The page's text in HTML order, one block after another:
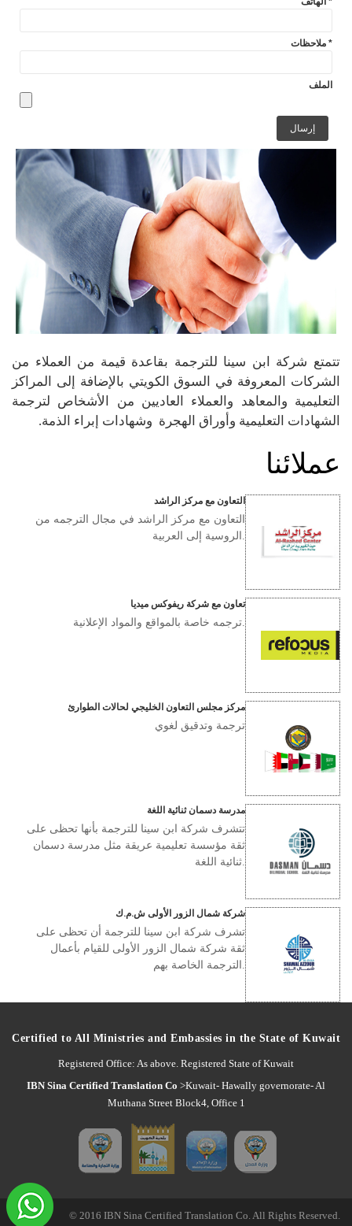
ملاحظات *
الملف
تتمتع شركة ابن سينا للترجمة بقاعدة قيمة من العملاء من
الشركات المعروفة في السوق الكويتي بالإضافة إلى المراكز
التعليمية والمعاهد والعملاء العاديين من الأشخاص لترجمة
الشهادات التعليمية وأوراق الهجرة وشهادات إبراء الذمة.
عملائنا
التعاون مع مركز الراشد
التعاون مع مركز الراشد في مجال الترجمه من
تعاون مع شركة ريفوكس ميديا
مركز مجلس التعاون الخليجي لحالات الطوارئ
ترجمة وتدقيق لغوي
مدرسة دسمان ثنائية اللغة
تتشرف شركة ابن سينا للترجمة بأنها تحظى على
ثقة مؤسسة تعليمية عريقة مثل مدرسة دسمان
شركة شمال الزور الأولى ش.م.ك
تشرف شركة ابن سينا للترجمة أن تحظى على
ثقة شركة شمال الزور الأولى للقيام بأعمال
Certified to All Ministries and Embassies in the State of Kuwait
Registered Office: As above. Registered State of Kuwait
IBN Sina Certified Translation Co >Kuwait- Hawally governorate- Al
Muthana Street Block4, Office 1
© 2016 IBN Sina Certified Translation Co. All Rights Reserved.